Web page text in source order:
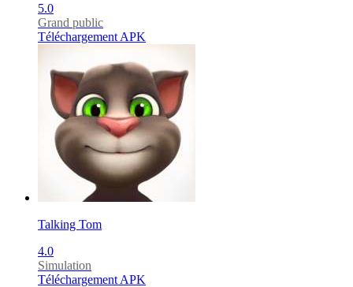
5.0
Grand public
Téléchargement APK
Talking Tom
4.0
Simulation
Téléchargement APK